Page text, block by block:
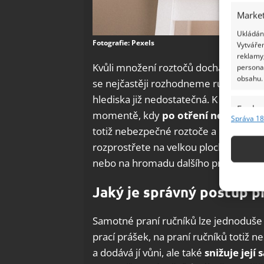
obsahu.
Funkce
Správa
Fotografie: Pexels
Kvůli množení roztočů dochází ke
se nejčastěji rozhodneme ručník
hlediska již nedostatečná. K
momentě, kdy po otření
totiž nebezpečné roztoče a bakterie
rozprostřete na velkou plochu a
nebo na hromadu dalšího prádla.
Jaký je správný postup
Samotné praní ručníků lze
prací prášek, na praní ručníků totiž
a dodává jí vůni, ale také snižuje její